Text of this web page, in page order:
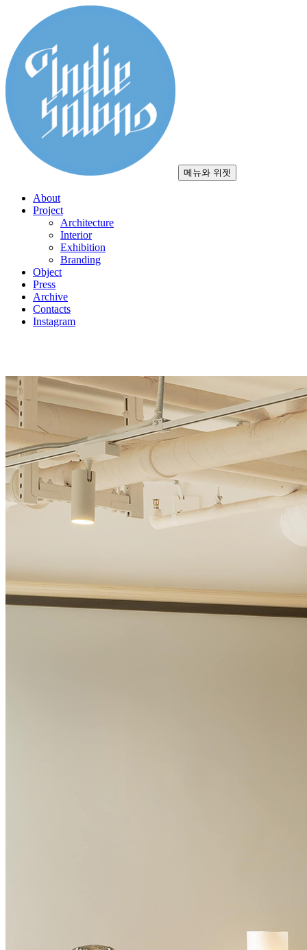
로
건
너
뛰
기
메뉴와 위젯
About
Project
Architecture
Interior
Exhibition
Branding
Object
Press
Archive
Contacts
Instagram